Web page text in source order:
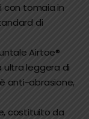
con tomaia in
di
Airtoe®
ultra leggera di
anti-abrasione,
costituito da